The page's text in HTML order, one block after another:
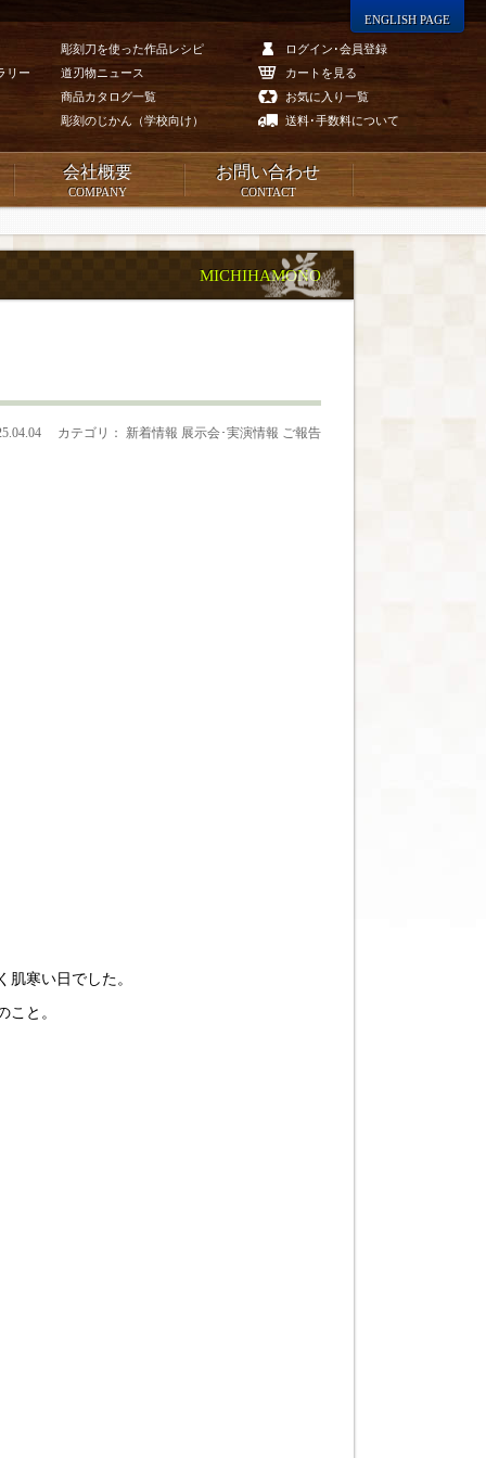
リー
彫刻刀を使った作品レシピ
道刃物ニュース
商品カタログ一覧
彫刻のじかん（学校向け）
ログイン･会員登録
カートを見る
お気に入り一覧
送料･手数料について
ENGLISH PAGE
会社概要
COMPANY
お問い合わせ
CONTACT
MICHIHAMONO
カテゴリ： 新着情報 展示会･実演情報 ご報告
寒い日でした。
こと。